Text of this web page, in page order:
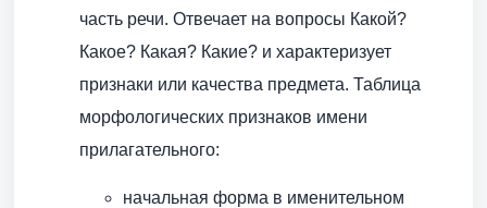
часть речи. Отвечает на вопросы Какой?
Какое? Какая? Какие? и характеризует
признаки или качества предмета. Таблица
морфологических признаков имени
прилагательного:
начальная форма в именительном